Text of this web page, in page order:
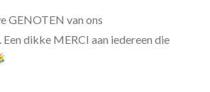
GENOTEN van ons
dikke MERCI aan iedereen die